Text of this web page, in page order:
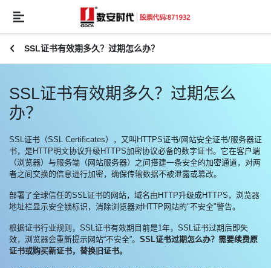
SSL证书有效期多久？过期怎么办？
SSL证书有效期多久？过期怎么
办？
SSL证书（SSL Certificates），又叫HTTPS证书/网站安全证书/服务器证
书，是HTTP明文协议升级HTTPS加密协议必备的数字证书。它在客户端
（浏览器）与服务端（网站服务器）之间搭建一条安全的加密通道，对两
者之间交换的信息进行加密，确保传输数据不被泄露或篡改。
部署了全球信任的SSL证书的网站，域名由HTTP升级成HTTPS，浏览器
地址栏显示安全锁标识，消除浏览器对HTTP网站的"不安全"警告。
根据证书行业规则，SSL证书有效期目前是1年，SSL证书过期后即失
效，浏览器会重新提示网站“不安全”。 SSL证书过期怎么办？需要续费原
证书或购买新证书，替换旧证书。